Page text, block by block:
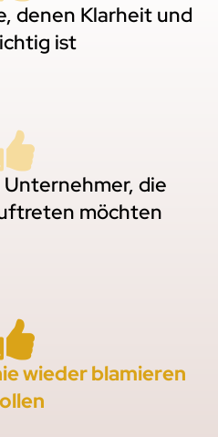
die
möchten
wieder blamieren
denen Klarheit und
ist